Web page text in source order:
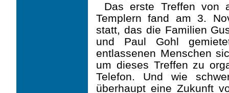
Das erste Treffen von
Templern fand am 3.
statt, das die Familien
und Paul Gohl
entlassenen Menschen
um dieses Treffen zu
Telefon. Und wie
überhaupt eine Zukunft